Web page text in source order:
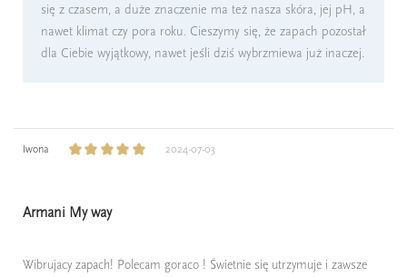
się z czasem, a duże znaczenie ma też nasza skóra, jej pH, a
nawet klimat czy pora roku. Cieszymy się, że zapach pozostał
dla Ciebie wyjątkowy, nawet jeśli dziś wybrzmiewa już inaczej.
Iwona 2024-07-03
Armani My way
Wibrujacy zapach! Polecam goraco ! Świetnie się utrzymuje i zawsze